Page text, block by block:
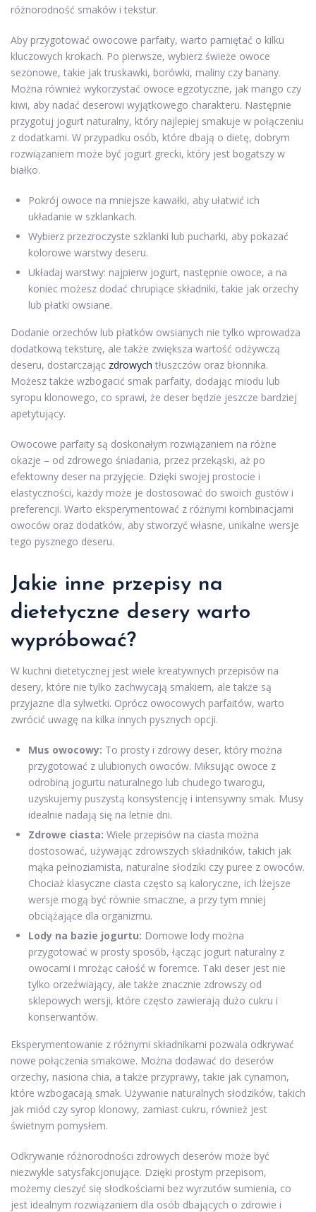
różnorodność smaków i tekstur.
Aby przygotować owocowe parfaity, warto pamiętać o kilku
kluczowych krokach. Po pierwsze, wybierz świeże owoce
sezonowe, takie jak truskawki, borówki, maliny czy banany.
Można również wykorzystać owoce egzotyczne, jak mango czy
kiwi, aby nadać deserowi wyjątkowego charakteru. Następnie
przygotuj jogurt naturalny, który najlepiej smakuje w połączeniu
z dodatkami. W przypadku osób, które dbają o dietę, dobrym
rozwiązaniem może być jogurt grecki, który jest bogatszy w
białko.
Pokrój owoce na mniejsze kawałki, aby ułatwić ich
układanie w szklankach.
Wybierz przezroczyste szklanki lub pucharki, aby pokazać
kolorowe warstwy deseru.
Układaj warstwy: najpierw jogurt, następnie owoce, a na
koniec możesz dodać chrupiące składniki, takie jak orzechy
lub płatki owsiane.
Dodanie orzechów lub płatków owsianych nie tylko wprowadza
dodatkową teksturę, ale także zwiększa wartość odżywczą
deseru, dostarczając zdrowych tłuszczów oraz błonnika.
Możesz także wzbogacić smak parfaity, dodając miodu lub
syropu klonowego, co sprawi, że deser będzie jeszcze bardziej
apetytujący.
Owocowe parfaity są doskonałym rozwiązaniem na różne
okazje – od zdrowego śniadania, przez przekąski, aż po
efektowny deser na przyjęcie. Dzięki swojej prostocie i
elastyczności, każdy może je dostosować do swoich gustów i
preferencji. Warto eksperymentować z różnymi kombinacjami
owoców oraz dodatków, aby stworzyć własne, unikalne wersje
tego pysznego deseru.
Jakie inne przepisy na
dietetyczne desery warto
wypróbować?
W kuchni dietetycznej jest wiele kreatywnych przepisów na
desery, które nie tylko zachwycają smakiem, ale także są
przyjazne dla sylwetki. Oprócz owocowych parfaitów, warto
zwrócić uwagę na kilka innych pysznych opcji.
Mus owocowy: To prosty i zdrowy deser, który można
przygotować z ulubionych owoców. Miksując owoce z
odrobiną jogurtu naturalnego lub chudego twarogu,
uzyskujemy puszystą konsystencję i intensywny smak. Musy
idealnie nadają się na letnie dni.
Zdrowe ciasta: Wiele przepisów na ciasta można
dostosować, używając zdrowszych składników, takich jak
mąka pełnoziarnista, naturalne słodziki czy puree z owoców.
Chociaż klasyczne ciasta często są kaloryczne, ich lżejsze
wersje mogą być równie smaczne, a przy tym mniej
obciążające dla organizmu.
Lody na bazie jogurtu: Domowe lody można
przygotować w prosty sposób, łącząc jogurt naturalny z
owocami i mrożąc całość w foremce. Taki deser jest nie
tylko orzeźwiający, ale także znacznie zdrowszy od
sklepowych wersji, które często zawierają dużo cukru i
konserwantów.
Eksperymentowanie z różnymi składnikami pozwala odkrywać
nowe połączenia smakowe. Można dodawać do deserów
orzechy, nasiona chia, a także przyprawy, takie jak cynamon,
które wzbogacają smak. Używanie naturalnych słodzików, takich
jak miód czy syrop klonowy, zamiast cukru, również jest
świetnym pomysłem.
Odkrywanie różnorodności zdrowych deserów może być
niezwykle satysfakcjonujące. Dzięki prostym przepisom,
możemy cieszyć się słodkościami bez wyrzutów sumienia, co
jest idealnym rozwiązaniem dla osób dbających o zdrowie i